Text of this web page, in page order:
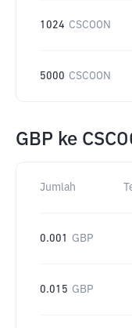
1024 CSCOON
5000 CSCOON
GBP ke
Jumlah
0.001 GBP
0.015 GBP